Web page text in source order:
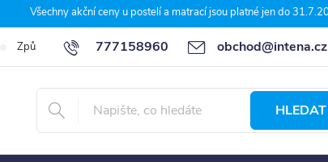
Všechny akční ceny u postelí a matrací jsou platné jen do
777158960 obchod@intena.cz
Způsoby a ceny dopravy 7 důvodů, proč nakupit u Intena
HLEDAT